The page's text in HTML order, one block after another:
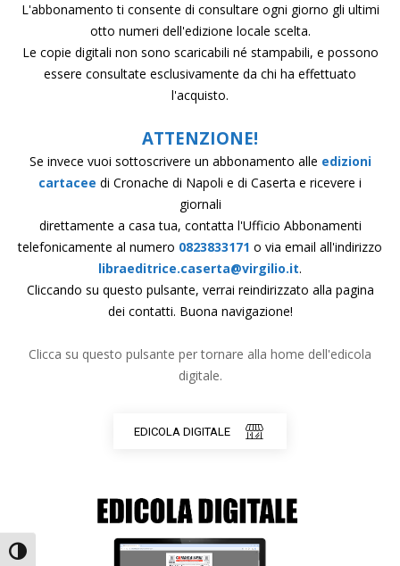
Attiva/disattiva alto contrasto
L'abbonamento ti consente di consultare ogni giorno gli ultimi
otto numeri dell'edizione locale scelta.
Le copie digitali non sono scaricabili né stampabili, e possono
essere consultate esclusivamente da chi ha effettuato
l'acquisto.
ATTENZIONE!
Se invece vuoi sottoscrivere un abbonamento alle edizioni
cartacee di Cronache di Napoli e di Caserta e ricevere i
giornali
direttamente a casa tua, contatta l'Ufficio Abbonamenti
telefonicamente al numero 0823833171 o via email all'indirizzo
libraeditrice.caserta@virgilio.it.
Cliccando su questo pulsante, verrai reindirizzato alla pagina
dei contatti. Buona navigazione!
Clicca su questo pulsante per tornare alla home dell'edicola
digitale.
EDICOLA DIGITALE